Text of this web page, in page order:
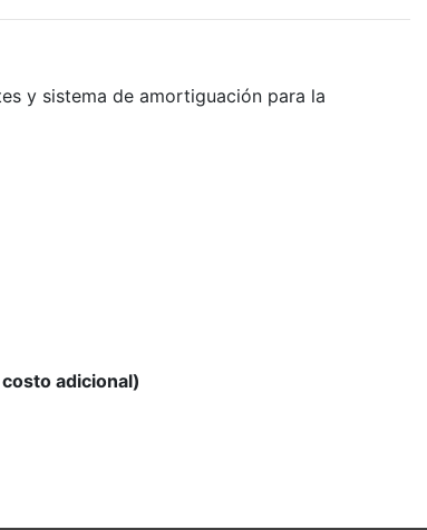
y sistema de amortiguación para la
adicional)